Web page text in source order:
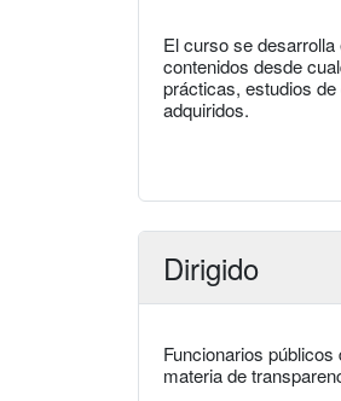
El curso se
contenidos desde
prácticas, estudios
adquiridos.
Dirigido
Funcionarios
materia de